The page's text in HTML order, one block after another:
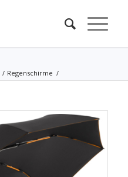
/ Regenschirme /